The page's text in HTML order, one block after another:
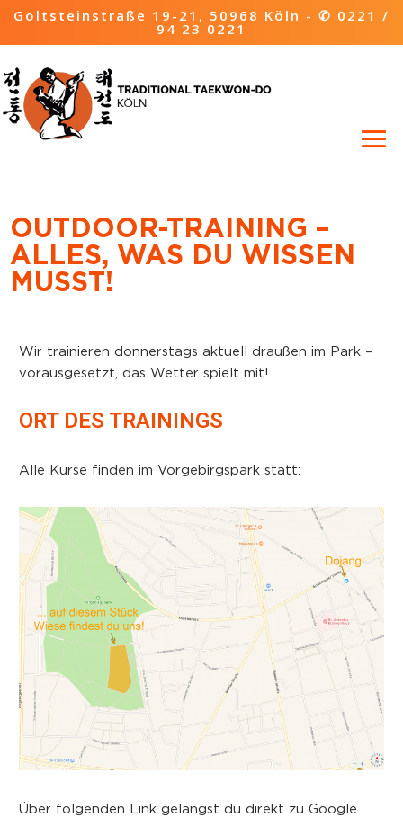
Goltsteinstraße 19-21, 50968 Köln - ✆ 0221 /
94 23 0221
OUTDOOR-TRAINING –
ALLES, WAS DU WISSEN
MUSST!
Wir trainieren donnerstags aktuell draußen im Park –
vorausgesetzt, das Wetter spielt mit!
ORT DES TRAININGS
Alle Kurse finden im Vorgebirgspark statt:
Über folgenden Link gelangst du direkt zu Google